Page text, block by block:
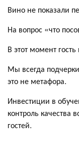
Вино не показали
На вопрос «что
В этот момент гость
Мы всегда
это не метафора.
Инвестиции в
контроль качества
гостей.